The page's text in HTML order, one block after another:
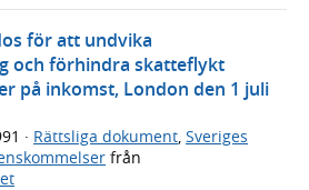
för att undvika
och förhindra skatteflykt
på inkomst, London den 1 juli
· Rättsliga dokument, Sveriges
från